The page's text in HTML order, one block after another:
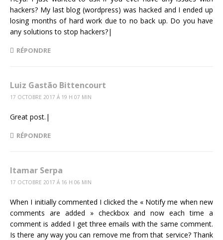
hackers? My last blog (wordpress) was hacked and I ended up
losing months of hard work due to no back up. Do you have
any solutions to stop hackers?|
RÉPONDRE
Luiz Gastão Bittencourt
17 OCTOBRE 2017 Á 19 H 07 MIN
Great post.|
RÉPONDRE
Itamar Serpa
17 OCTOBRE 2017 Á 16 H 06 MIN
When I initially commented I clicked the « Notify me when new
comments are added » checkbox and now each time a
comment is added I get three emails with the same comment.
Is there any way you can remove me from that service? Thank